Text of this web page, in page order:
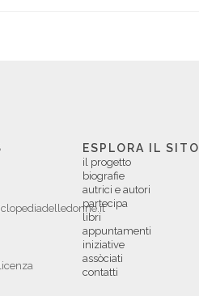
ESPLORA IL SITO
il progetto
biografie
autrici e autori
partecipa
libri
appuntamenti
iniziative
assòciati
contatti